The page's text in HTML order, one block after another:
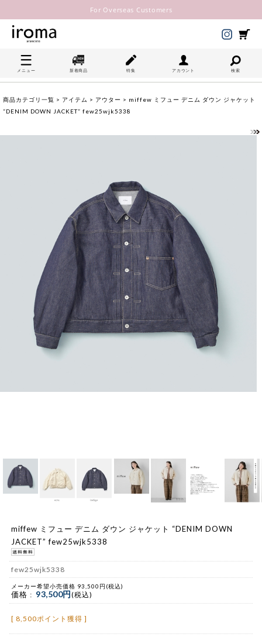
For Overseas Customers
メニュー 新着商品 特集 アカウント 検索
商品カテゴリ一覧 > アイテム > アウター > miffew ミフュー デニム ダウン ジャケット
“DENIM DOWN JACKET” few25wjk5338
miffew ミフュー デニム ダウン ジャケット “DENIM DOWN
JACKET” few25wjk5338
few25wjk5338
メーカー希望小売価格 93,500円(税込)
価格 : 93,500円(税込)
[ 8,500ポイント獲得 ]